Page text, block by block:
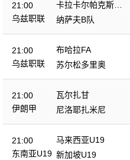
21:00
乌兹职联
卡拉卡尔帕克斯坦F
A
纳萨夫B队
21:00
乌兹职联
布哈拉FA
苏尔松多里奥
21:00
伊朗甲
瓦尔扎甘
尼洛耶扎米尼
21:00
东南亚U19
马来西亚U19
新加坡U19